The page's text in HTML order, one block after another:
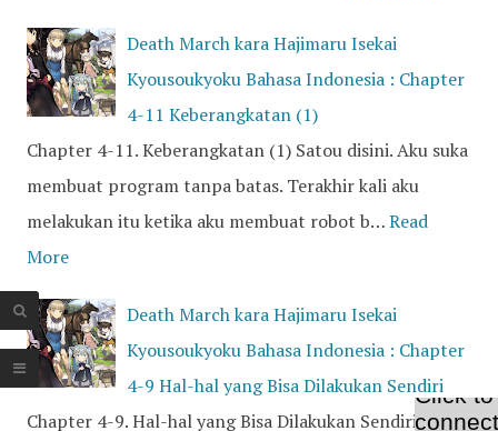
Death March kara Hajimaru Isekai
Kyousoukyoku Bahasa Indonesia : Chapter
4-11 Keberangkatan (1)
Chapter 4-11. Keberangkatan (1) Satou disini. Aku suka
membuat program tanpa batas. Terakhir kali aku
melakukan itu ketika aku membuat robot b…Read
More
Death March kara Hajimaru Isekai
Kyousoukyoku Bahasa Indonesia : Chapter
4-9 Hal-hal yang Bisa Dilakukan Sendiri
Chapter 4-9. Hal-hal yang Bisa Dilakukan Sendiri Satou